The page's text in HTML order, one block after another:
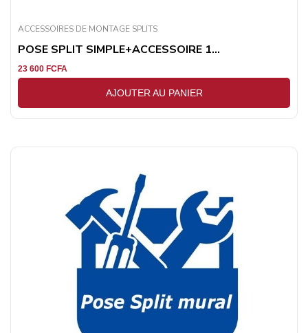
ACCESSOIRES DE MONTAGE SPLITS
POSE SPLIT SIMPLE+ACCESSOIRE 1...
23 600 FCFA
AJOUTER AU PANIER